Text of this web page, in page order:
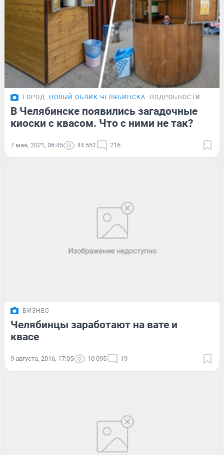
ГОРОД НОВЫЙ ОБЛИК ЧЕЛЯБИНСКА ПОДРОБНОСТИ
В Челябинске появились загадочные
киоски с квасом. Что с ними не так?
7 мая, 2021, 06:45 44 551 216
БИЗНЕС
Челябинцы заработают на вате и
квасе
9 августа, 2016, 17:05 10 095 19